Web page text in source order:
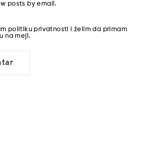
posts by email.
politiku privatnosti
i želim da primam
na mejl.